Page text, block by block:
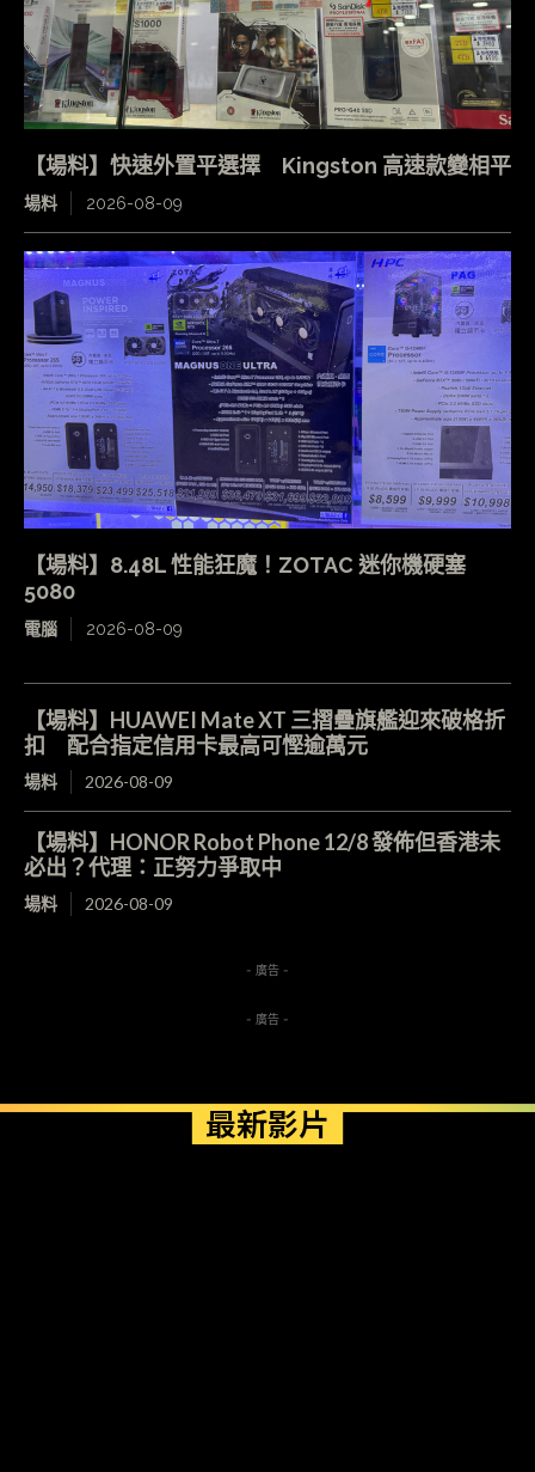
【場料】快速外置平選擇 Kingston 高速款變相平
場料 2026-08-09
【場料】8.48L 性能狂魔！ZOTAC 迷你機硬塞
5080
電腦 2026-08-09
【場料】HUAWEI Mate XT 三摺疊旗艦迎來破格折
扣 配合指定信用卡最高可慳逾萬元
場料 2026-08-09
【場料】HONOR Robot Phone 12/8 發佈但香港未
必出？代理：正努力爭取中
場料 2026-08-09
- 廣告 -
- 廣告 -
最新影片